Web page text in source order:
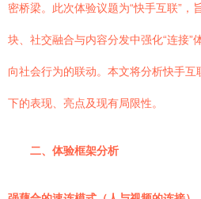
密桥梁。此次体验议题为“快手互联”，
块、社交融合与内容分发中强化“连接”
向社会行为的联动。本文将分析快手
下的表现、亮点及现有局限性。
二、体验框架分析